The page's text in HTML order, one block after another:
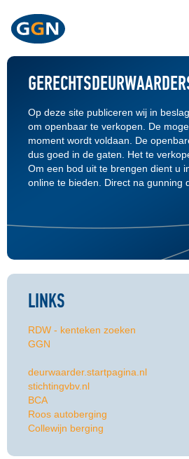
Op deze site publiceren wij in
om openbaar te verkopen. De
moment wordt voldaan. De
dus goed in de gaten. Het te
Om een bod uit te brengen dient u
online te bieden. Direct na gunning
LINKS
RDW - kenteken zoeken
GGN
deurwaarder.startpagina.nl
stichtingvbv.nl
BCA
Roos autoberging
Collewijn berging